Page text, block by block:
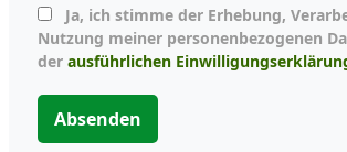
Nutzung meiner personenbezogenen
der ausführlichen
Absenden